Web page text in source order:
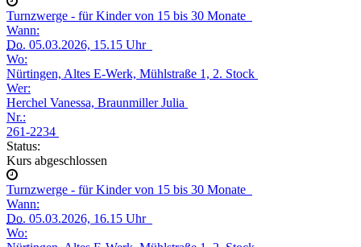
Turnzwerge - für Kinder von 15 bis 30 Monate
Wann:
Do. 05.03.2026, 15.15 Uhr
Wo:
Nürtingen, Altes E-Werk, Mühlstraße 1, 2. Stock
Wer:
Herchel Vanessa, Braunmiller Julia
Nr.:
261-2234
Status:
Kurs abgeschlossen
Turnzwerge - für Kinder von 15 bis 30 Monate
Wann:
Do. 05.03.2026, 16.15 Uhr
Wo: